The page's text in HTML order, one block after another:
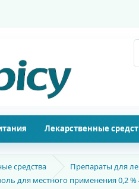
Лекарственные
средства Препараты для
для местного применения 0,2